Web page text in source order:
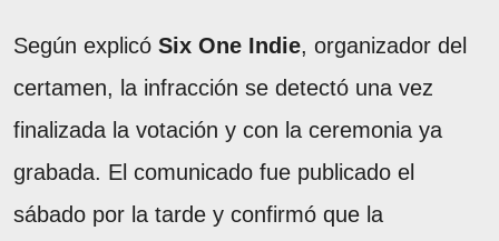
Según explicó Six One Indie, organizador del
certamen, la infracción se detectó una vez
finalizada la votación y con la ceremonia ya
grabada. El comunicado fue publicado el
sábado por la tarde y confirmó que la